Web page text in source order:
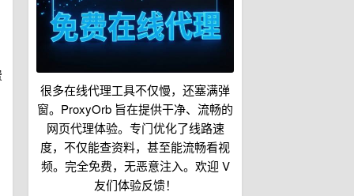
很多在线代理工具不仅慢，还塞满弹
窗。ProxyOrb 旨在提供干净、流畅的
网页代理体验。专门优化了线路速
度，不仅能查资料，甚至能流畅看视
频。完全免费，无恶意注入。欢迎 V
友们体验反馈！